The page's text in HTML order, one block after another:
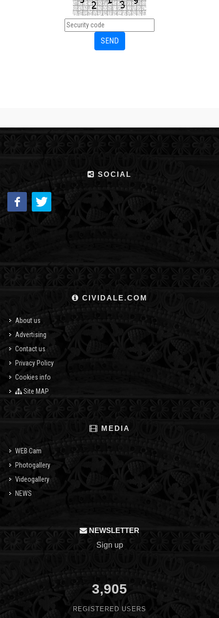
SOCIAL
CIVIDALE.COM
About us
Advertising
Contact us
Privacy Policy
Cookies info
Site MAP
MEDIA
WEB Cam
Photogallery
Videogallery
NEWS
NEWSLETTER
Sign up
3,905
REGISTERED USERS